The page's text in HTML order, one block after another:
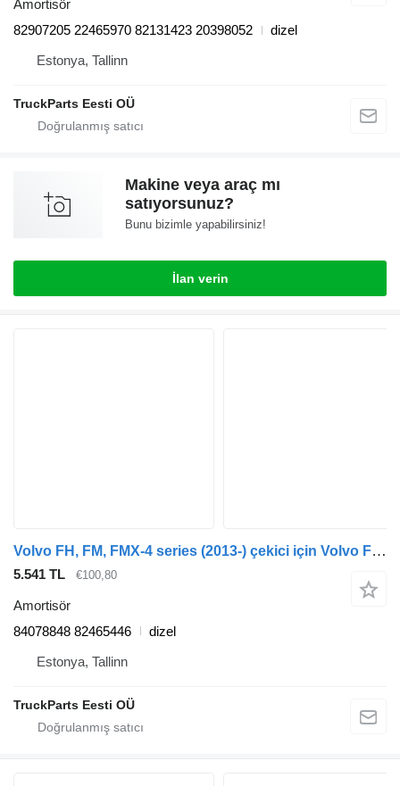
Amortisör
82907205 22465970 82131423 20398052
dizel
Estonya, Tallinn
TruckParts Eesti OÜ
Makine veya araç mı
satıyorsunuz?
Bunu bizimle yapabilirsiniz!
İlan verin
Volvo FH, FM, FMX-4 series (2013-) çekici için Volvo FH (01.12-) 84078848 amortisör
5.541 TL €100,80
Amortisör
84078848 82465446
dizel
Estonya, Tallinn
TruckParts Eesti OÜ